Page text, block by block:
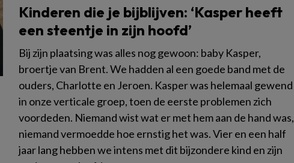
Kinderen die je bijblijven: ‘Kasper heeft
een steentje in zijn hoofd’
Bij zijn plaatsing was alles nog gewoon: baby Kasper,
broertje van Brent. We hadden al een goede band met de
ouders, Charlotte en Jeroen. Kasper was helemaal gewend
in onze verticale groep, toen de eerste problemen zich
voordeden. Niemand wist wat er met hem aan de hand was,
niemand vermoedde hoe ernstig het was. Vier en een half
jaar lang hebben we intens met dit bijzondere kind en zijn